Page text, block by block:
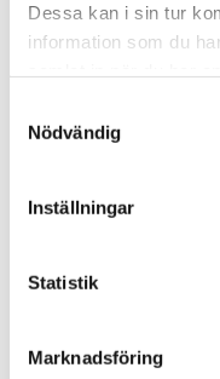
Dessa kan i sin tur
information som du
Nödvändig
Inställningar
Statistik
Marknadsföring
För- och efternamn
Befattning